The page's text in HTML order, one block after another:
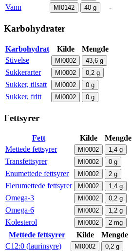
Vann
MI0142 40 g -
Karbohydrater
Karbohydrat Kilde
Mengde
Stivelse
MI0002 43,6 g
Sukkerarter MI0002 0,2 g
Sukker, tilsatt MI0002 0 g
Sukker, fritt MI0002 0 g
Fettsyrer
Fett Kilde
Mengde
Mettede fettsyrer
MI0002 1,4 g
Transfettsyrer MI0002 0 g
Enumettede fettsyrer MI0002 2 g
Flerumettede fettsyrer MI0002 1,4 g
Omega-3 MI0002 0,2 g
Omega-6 MI0002 1,2 g
Kolesterol MI0002 2 mg
Mettede fettsyrer Kilde
Mengde
C12:0 (laurinsyre)
MI0002 0,2 g